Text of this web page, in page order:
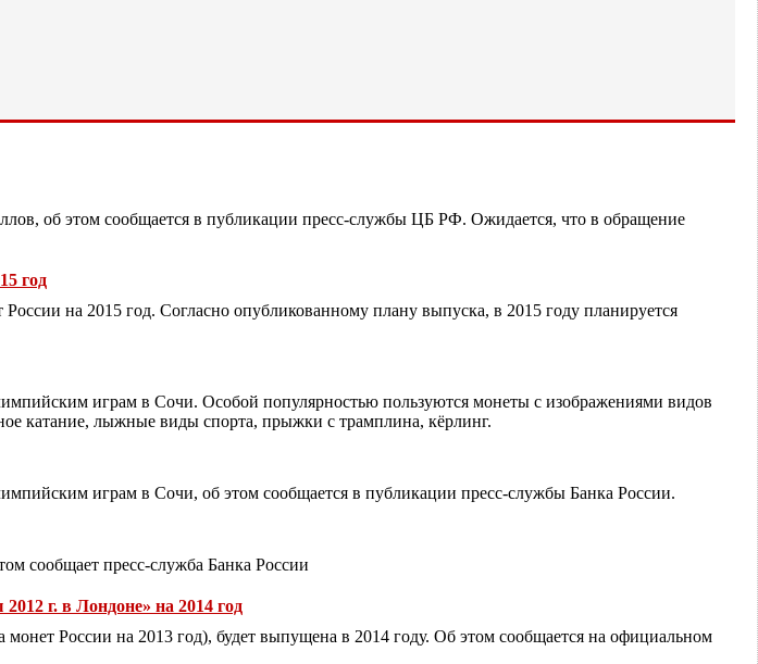
об этом сообщается в публикации пресс-службы ЦБ РФ. Ожидается, что в обращение
год
на 2015 год. Согласно опубликованному плану выпуска, в 2015 году планируется
играм в Сочи. Особой популярностью пользуются монеты с изображениями видов
катание, лыжные виды спорта, прыжки с трамплина, кёрлинг.
играм в Сочи, об этом сообщается в публикации пресс-службы Банка России.
сообщает пресс-служба Банка России
г. в Лондоне» на 2014 год
России на 2013 год), будет выпущена в 2014 году. Об этом сообщается на официальном